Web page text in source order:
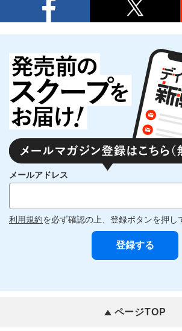
メールアドレス
利用規約を必ず確認の上、登録ボタンを押し
ページTOP